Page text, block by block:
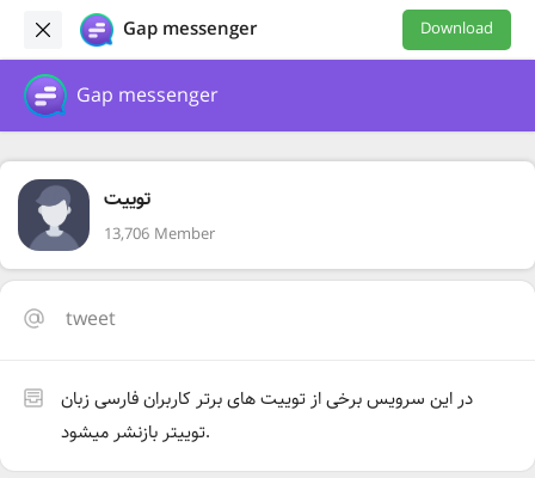
Gap messenger Download
Gap messenger
توییت
13,706 Member
tweet
در این سرویس برخی از توییت های برتر کاربران فارسی زبان
توییتر بازنشر میشود.